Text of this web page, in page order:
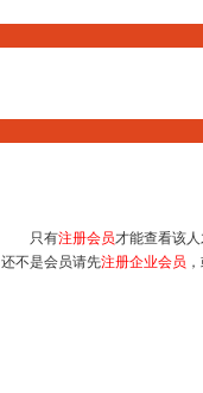
只有注册会员才能查看该
还不是会员请先注册企业会员